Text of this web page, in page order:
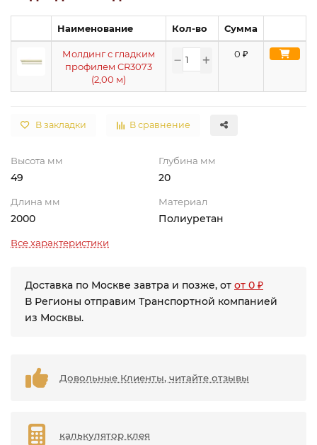
Наименование Кол-во Сумма
Молдинг с гладким
профилем CR3073
(2,00 м)
0 ₽
В закладки В сравнение
Высота мм
49
Глубина мм
20
Длина мм
2000
Материал
Полиуретан
Все характеристики
Доставка по Москве завтра и позже, от от 0 ₽
В Регионы отправим Транспортной компанией
из Москвы.
Довольные Клиенты, читайте отзывы
калькулятор клея